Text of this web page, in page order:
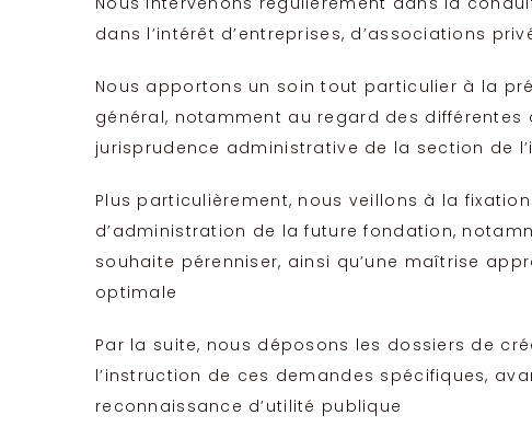
dans l’intérêt d’entreprises, d’associations
Nous apportons un soin tout particulier à la
général, notamment au regard des
jurisprudence administrative de la section de
Plus particulièrement, nous veillons à la
d’administration de la future fondation,
souhaite pérenniser, ainsi qu’une maîtrise
optimale
Par la suite, nous déposons les dossiers de
l’instruction de ces demandes spécifiques,
reconnaissance d’utilité publique